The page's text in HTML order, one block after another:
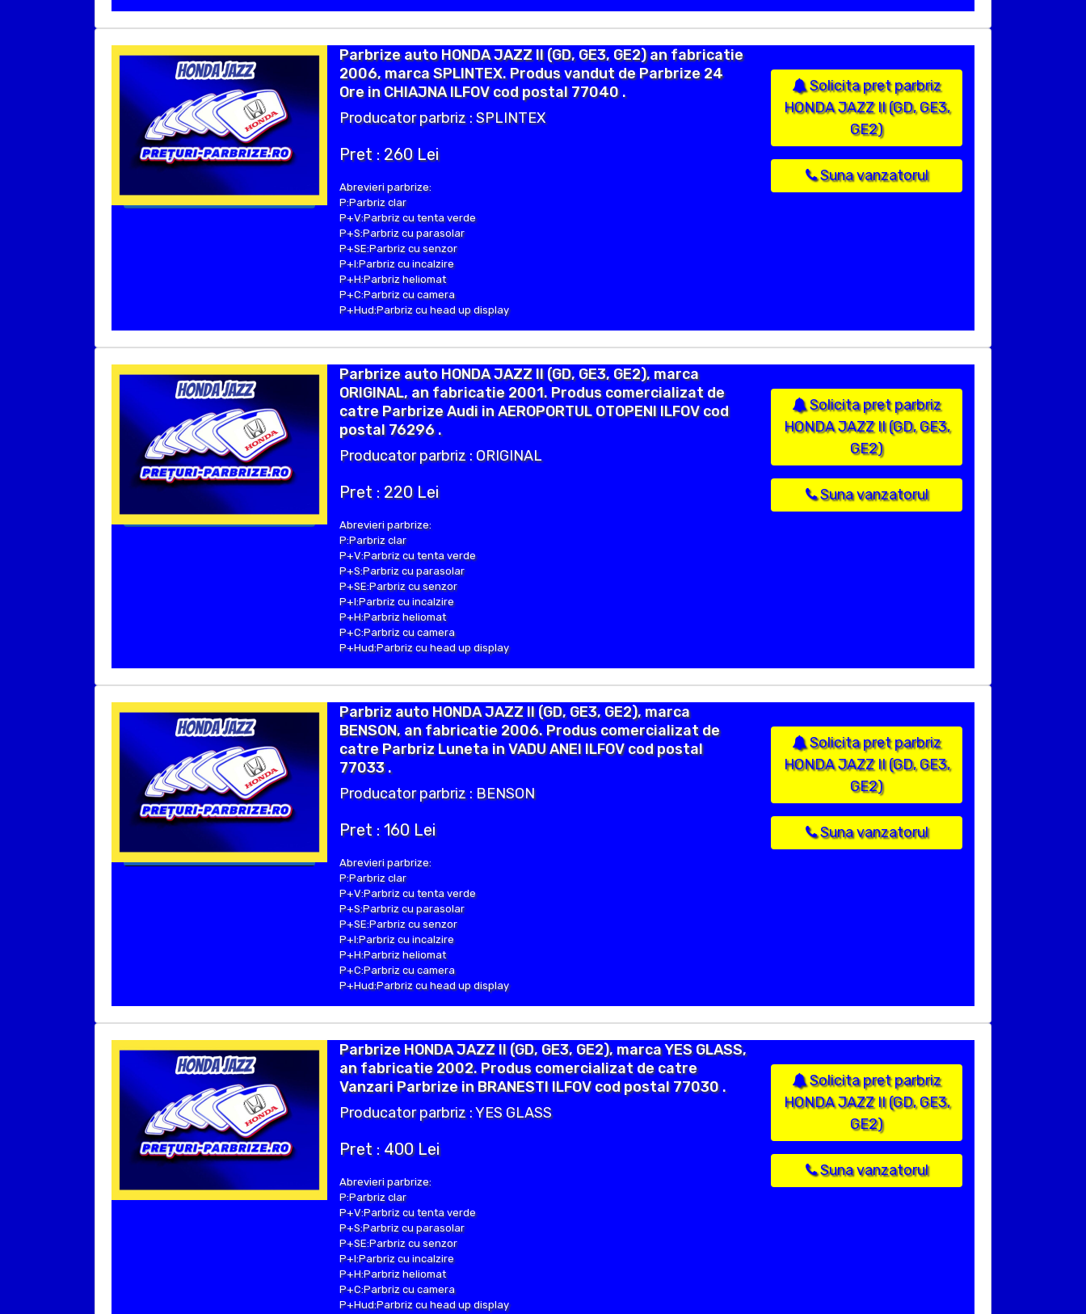
Parbrize auto HONDA JAZZ II (GD, GE3, GE2) an fabricatie
2006, marca SPLINTEX. Produs vandut de Parbrize 24
Ore in CHIAJNA ILFOV cod postal 77040 .
Producator parbriz : SPLINTEX
Pret : 260 Lei
Abrevieri parbrize:
P:Parbriz clar
P+V:Parbriz cu tenta verde
P+S:Parbriz cu parasolar
P+SE:Parbriz cu senzor
P+I:Parbriz cu incalzire
P+H:Parbriz heliomat
P+C:Parbriz cu camera
P+Hud:Parbriz cu head up display
Solicita pret parbriz
HONDA JAZZ II (GD, GE3,
GE2)
Suna vanzatorul
Parbrize auto HONDA JAZZ II (GD, GE3, GE2), marca
ORIGINAL, an fabricatie 2001. Produs comercializat de
catre Parbrize Audi in AEROPORTUL OTOPENI ILFOV cod
postal 76296 .
Producator parbriz : ORIGINAL
Pret : 220 Lei
Abrevieri parbrize:
P:Parbriz clar
P+V:Parbriz cu tenta verde
P+S:Parbriz cu parasolar
P+SE:Parbriz cu senzor
P+I:Parbriz cu incalzire
P+H:Parbriz heliomat
P+C:Parbriz cu camera
P+Hud:Parbriz cu head up display
Solicita pret parbriz
HONDA JAZZ II (GD, GE3,
GE2)
Suna vanzatorul
Parbriz auto HONDA JAZZ II (GD, GE3, GE2), marca
BENSON, an fabricatie 2006. Produs comercializat de
catre Parbriz Luneta in VADU ANEI ILFOV cod postal
77033 .
Producator parbriz : BENSON
Pret : 160 Lei
Abrevieri parbrize:
P:Parbriz clar
P+V:Parbriz cu tenta verde
P+S:Parbriz cu parasolar
P+SE:Parbriz cu senzor
P+I:Parbriz cu incalzire
P+H:Parbriz heliomat
P+C:Parbriz cu camera
P+Hud:Parbriz cu head up display
Solicita pret parbriz
HONDA JAZZ II (GD, GE3,
GE2)
Suna vanzatorul
Parbrize HONDA JAZZ II (GD, GE3, GE2), marca YES GLASS,
an fabricatie 2002. Produs comercializat de catre
Vanzari Parbrize in BRANESTI ILFOV cod postal 77030 .
Producator parbriz : YES GLASS
Pret : 400 Lei
Abrevieri parbrize:
P:Parbriz clar
P+V:Parbriz cu tenta verde
P+S:Parbriz cu parasolar
P+SE:Parbriz cu senzor
P+I:Parbriz cu incalzire
P+H:Parbriz heliomat
P+C:Parbriz cu camera
P+Hud:Parbriz cu head up display
Solicita pret parbriz
HONDA JAZZ II (GD, GE3,
GE2)
Suna vanzatorul